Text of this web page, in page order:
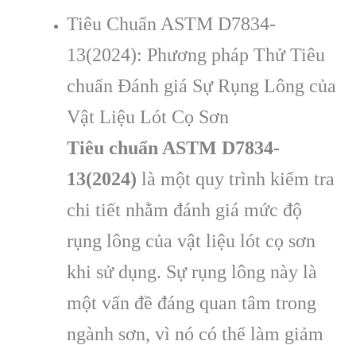
Tiêu Chuẩn ASTM D7834-
13(2024): Phương pháp Thử Tiêu
chuẩn Đánh giá Sự Rụng Lông của
Vật Liệu Lót Cọ Sơn
Tiêu chuẩn ASTM D7834-
13(2024) là một quy trình kiểm tra
chi tiết nhằm đánh giá mức độ
rụng lông của vật liệu lót cọ sơn
khi sử dụng. Sự rụng lông này là
một vấn đề đáng quan tâm trong
ngành sơn, vì nó có thể làm giảm